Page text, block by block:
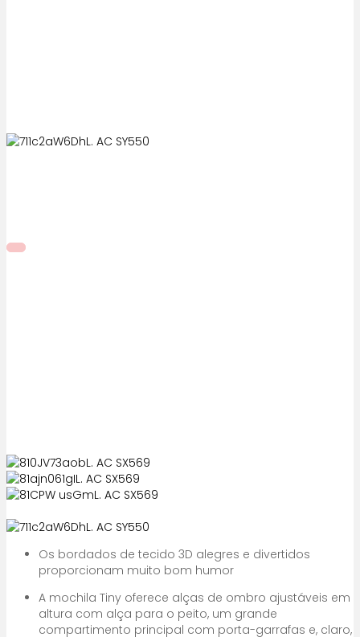
Os bordados de tecido 3D alegres e divertidos
proporcionam muito bom humor
A mochila Tiny oferece alças de ombro ajustáveis em
altura com alça para o peito, um grande
compartimento principal com porta-garrafas e, claro,